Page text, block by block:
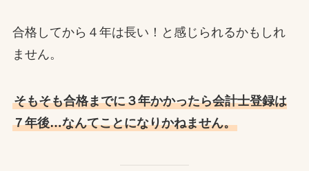
合格してから４年は長い！と感じられるかもしれ
ません。
そもそも合格までに３年かかったら会計士登録は
７年後…なんてことになりかねません。